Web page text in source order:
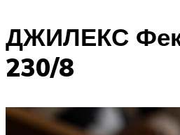
ДЖИЛЕКС
230/8